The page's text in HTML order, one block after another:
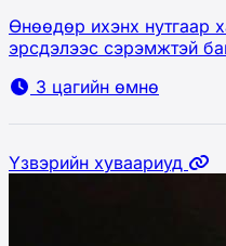
Өнөөдөр ихэнх нутгаар
эрсдэлээс сэрэмжтэй
3 цагийн өмнө
Үзвэрийн хуваариуд